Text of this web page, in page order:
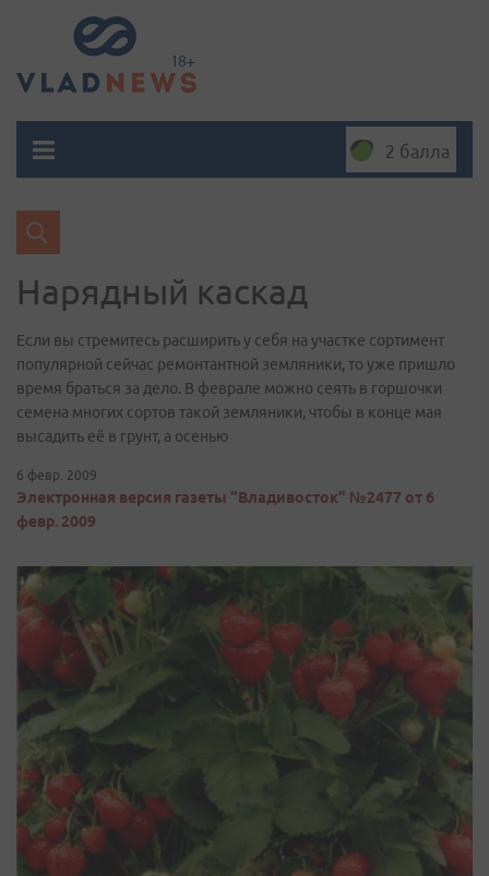
2 балла
Нарядный каскад
Если вы стремитесь расширить у себя на участке сортимент
популярной сейчас ремонтантной земляники, то уже пришло
время браться за дело. В феврале можно сеять в горшочки
семена многих сортов такой земляники, чтобы в конце мая
высадить её в грунт, а осенью
6 февр. 2009
Электронная версия газеты "Владивосток" №2477 от 6
февр. 2009